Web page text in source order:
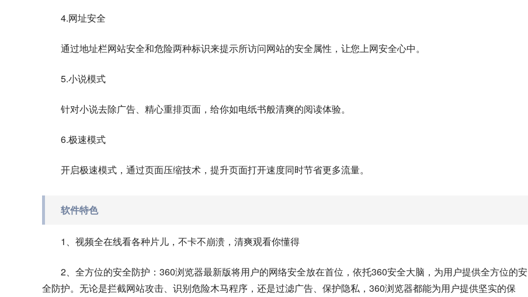
4.网址安全
通过地址栏网站安全和危险两种标识来提示所访问网站的安全属性，让您上网安全心中。
5.小说模式
针对小说去除广告、精心重排页面，给你如电纸书般清爽的阅读体验。
6.极速模式
开启极速模式，通过页面压缩技术，提升页面打开速度同时节省更多流量。
软件特色
1、视频全在线看各种片儿，不卡不崩溃，清爽观看你懂得
2、全方位的安全防护：360浏览器最新版将用户的网络安全放在首位，依托360安全大脑，为用户提供全方位的安
全防护。无论是拦截网站攻击、识别危险木马程序，还是过滤广告、保护隐私，360浏览器都能为用户提供坚实的保